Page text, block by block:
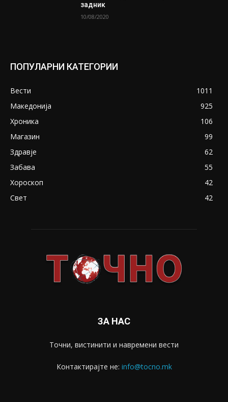
задник
10/08/2020
ПОПУЛАРНИ КАТЕГОРИИ
Вести
1011
Македонија
925
Хроника
106
Магазин
99
Здравје
62
Забава
55
Хороскоп
42
Свет
42
ЗА НАС
Точни, вистинити и навремени вести
Контактирајте не: info@tocno.mk